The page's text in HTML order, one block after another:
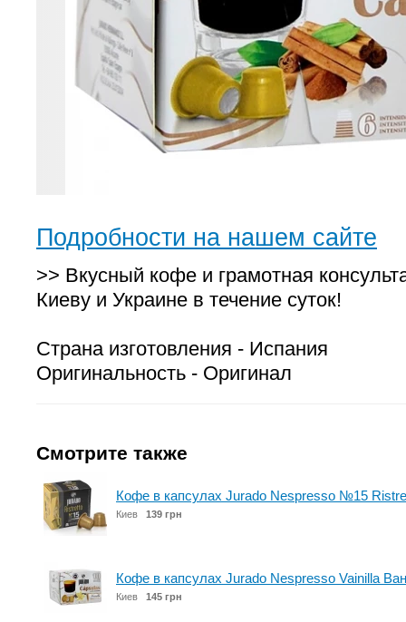
Подробности на нашем сайте
>> Вкусный кофе и грамотная
Киеву и Украине в течение суток!
Страна изготовления - Испания
Оригинальность - Оригинал
Смотрите также
Кофе в капсулах Jurado Nespresso №15
Киев 139 грн
Кофе в капсулах Jurado Nespresso Vainilla
Киев 145 грн